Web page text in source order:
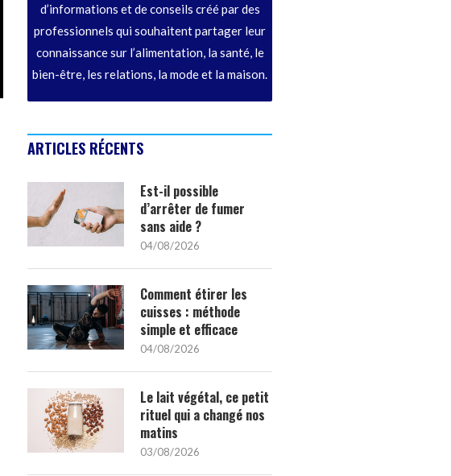
d’informations et de conseils créé par des
professionnels qui souhaitent partager leur
connaissance sur l’alimentation, la santé, le
bien-être, les relations, la mode et la maison.
ARTICLES RÉCENTS
Est-il possible
d’arrêter de fumer
sans aide ?
04/08/2026
Comment étirer les
cuisses : méthode
simple et efficace
04/08/2026
Le lait végétal, ce petit
rituel qui a changé nos
matins
03/08/2026